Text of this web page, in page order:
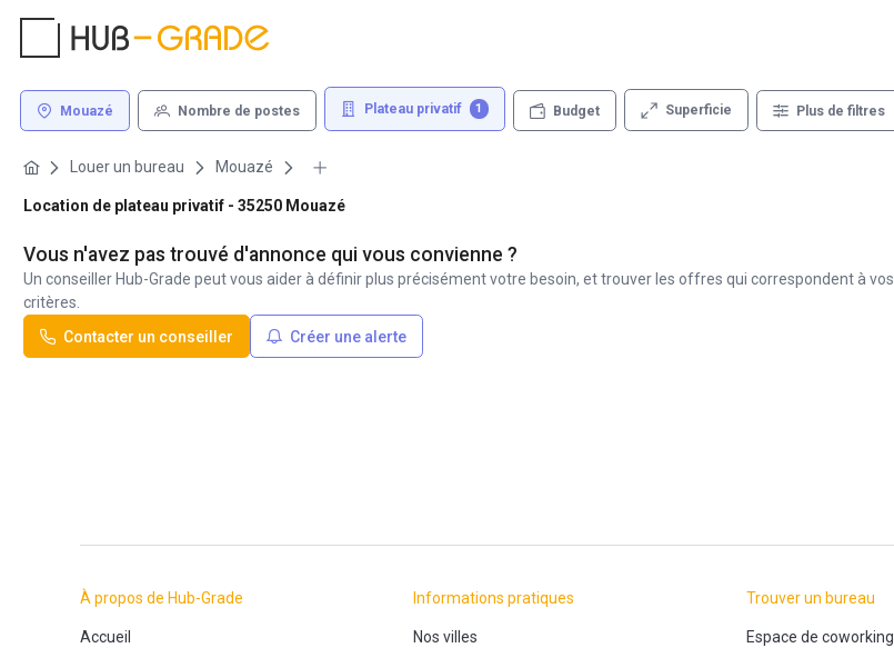
Mouazé Nombre de postes Plateau privatif 1 Budget Superficie Plus de filtres
Louer un bureau Mouazé
Location de plateau privatif - 35250 Mouazé
Vous n'avez pas trouvé d'annonce qui vous convienne ?
Un conseiller Hub-Grade peut vous aider à définir plus précisément votre besoin, et trouver les offres qui correspondent à vos
critères.
Contacter un conseiller
Créer une alerte
À propos de Hub-Grade
Accueil
Informations pratiques
Nos villes
Trouver un bureau
Espace de coworking